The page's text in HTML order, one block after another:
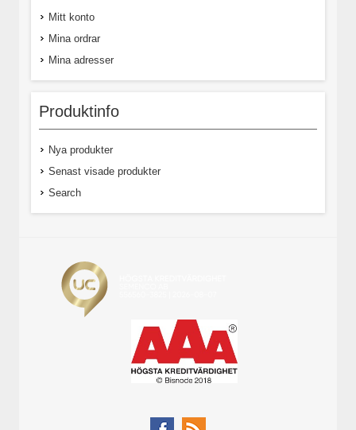
Mitt konto
Mina ordrar
Mina adresser
Produktinfo
Nya produkter
Senast visade produkter
Search